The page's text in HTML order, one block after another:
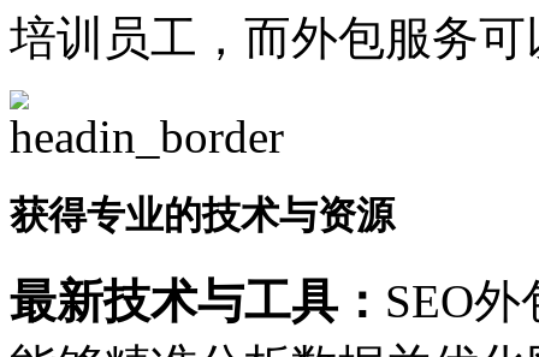
培训员工，而外包服务
获得专业的技术与资源
最新技术与工具： SEO